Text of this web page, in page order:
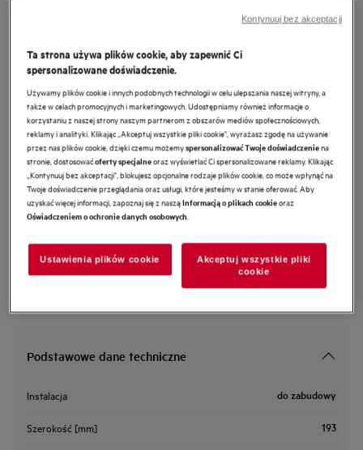
ECFBPL02
Filtr węglowy OdourClean Plus
5 (1)
Cechy
Filtr węglowy OdourClean Plus – zaawansowana filtracja.
Zaawansowana filtracja dzięki filtrowi węglowemu OdourClean Plus.
Filtr węglowy OdourClean Plus ma żywotność 2–3 lat*.
Podstawowe dane techniczne
Instalacja do zabudowy
Szerokość [mm] 193
Ta strona używa plików cookie, aby zapewnić Ci
spersonalizowane doświadczenie.
Używamy plików cookie i innych podobnych technologii w celu ulepszania naszej witryny, a
także w celach promocyjnych i marketingowych. Udostępniamy również informacje o
korzystaniu z naszej strony naszym partnerom z obszarów mediów społecznościowych,
reklamy i analityki. Klikając „Akceptuj wszystkie pliki cookie", wyrażasz zgodę na używanie
przez nas plików cookie, dzięki czemu możemyspersonalizować Twoje doświadczeniena
stronie, dostosowaćoferty specjalneoraz wyświetlać Ci spersonalizowane reklamy. Klikając
„Kontynuuj bez akceptacji", blokujesz opcjonalne rodzaje plików cookie, co może wpłynąć na
Twoje doświadczenie przeglądania oraz usługi, które jesteśmy w stanie oferować. Aby
uzyskać więcej informacji, zapoznaj się z nasząInformacją o plikach cookieoraz
Oświadczeniem o ochronie danych osobowych
Ustawienia plików cookie
Akceptuj wszystkie pliki
cookie
Kontynuuj bez akceptacji